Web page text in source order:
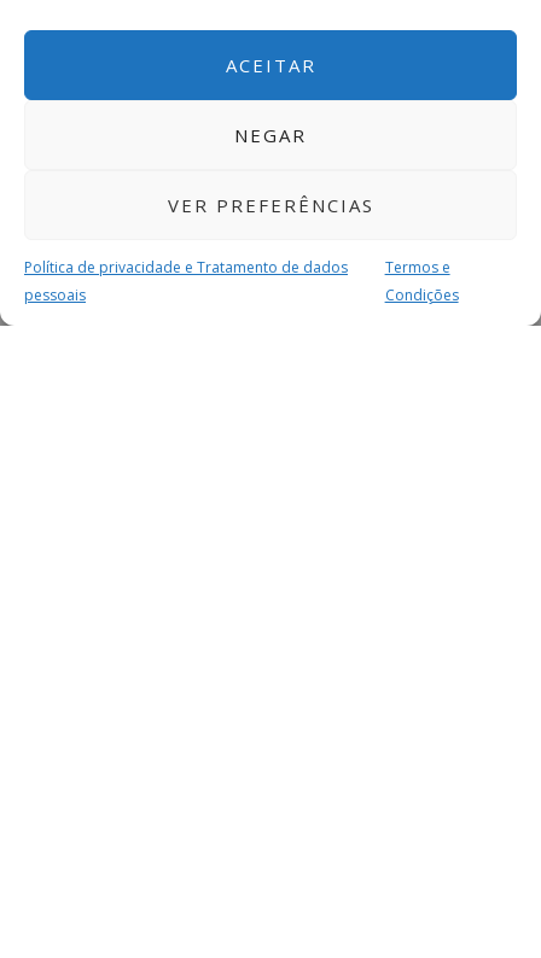
ACEITAR
NEGAR
VER PREFERÊNCIAS
Política de privacidade e Tratamento de dados
pessoais
Termos e
Condições